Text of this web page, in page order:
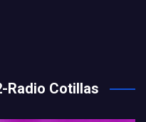
Radio Cotillas